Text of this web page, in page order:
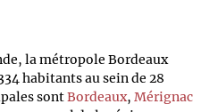
la métropole Bordeaux
habitants au sein de 28
sontBordeaux, Mérignac